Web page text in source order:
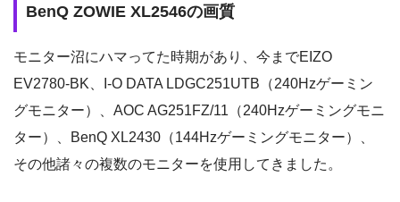
BenQ ZOWIE XL2546の画質
モニター沼にハマってた時期があり、今までEIZO
EV2780-BK
I-O DATA LDGC251UTB （240Hzゲーミン
グモニター）、 AOC AG251FZ/11 （240Hzゲーミングモニ
ター）、
BenQ XL2430 （144Hzゲーミングモニター）、
その他諸々の複数のモニターを使用してきました。